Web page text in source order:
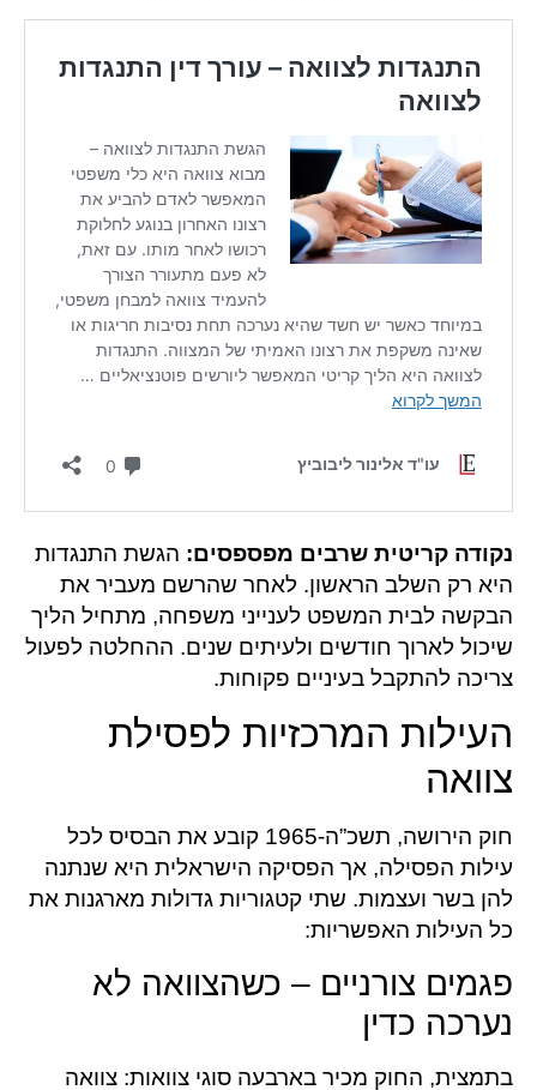
נקודה קריטית שרבים מפספסים: הגשת התנגדות
היא רק השלב הראשון. לאחר שהרשם מעביר את
הבקשה לבית המשפט לענייני משפחה, מתחיל הליך
שיכול לארוך חודשים ולעיתים שנים. ההחלטה לפעול
צריכה להתקבל בעיניים פקוחות.
העילות המרכזיות לפסילת
צוואה
חוק הירושה, תשכ”ה-1965 קובע את הבסיס לכל
עילות הפסילה, אך הפסיקה הישראלית היא שנתנה
להן בשר ועצמות. שתי קטגוריות גדולות מארגנות את
כל העילות האפשריות:
פגמים צורניים – כשהצוואה לא
נערכה כדין
בתמצית, החוק מכיר בארבעה סוגי צוואות: צוואה